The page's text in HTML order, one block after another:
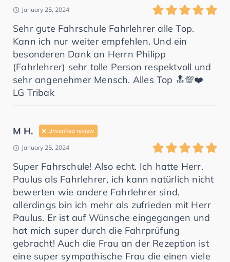
January 25, 2024
Sehr gute Fahrschule Fahrlehrer alle Top.
Kann ich nur weiter empfehlen. Und ein
besonderen Dank an Herrn Philipp
(Fahrlehrer) sehr tolle Person respektvoll und
sehr angenehmer Mensch. Alles Top 🔝💯❤️
LG Tribak
M H. Unverified review
January 25, 2024
Super Fahrschule! Also echt. Ich hatte Herr.
Paulus als Fahrlehrer, ich kann natürlich nicht
bewerten wie andere Fahrlehrer sind,
allerdings bin ich mehr als zufrieden mit Herr
Paulus. Er ist auf Wünsche eingegangen und
hat mich super durch die Fahrprüfung
gebracht! Auch die Frau an der Rezeption ist
eine super sympathische Frau die einen viele